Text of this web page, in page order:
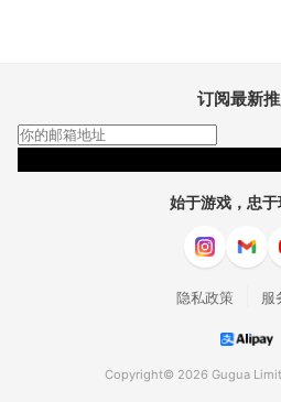
始于游戏，忠于
隐私政策 服
Copyright© 2026 Gugua
订阅最新